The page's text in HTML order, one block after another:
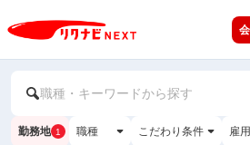
職種・キーワードから探す
勤務地 1 職種 こだわり条件 雇